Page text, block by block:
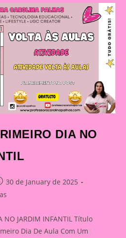
DIA NO
30 de January de 2025
NO JARDIM INFANTIL Título
Dia De Aula Com Um